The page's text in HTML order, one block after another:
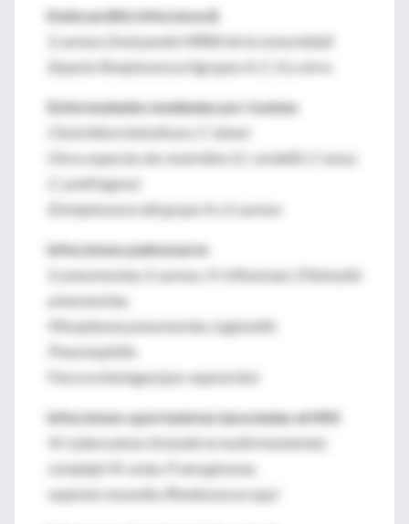
Endocarditis infecciosa ∆
S. aureus (incluyendo MRSA de la comunidad)
Especie Streptococcus¾grupos A, C, G
y otros
Enfermedades mediadas por toxinas
Clostridium botulinum, C. tetani
Otros especies de clostridios (
C. sordellii, C nevyi,
C. prefringens)
Estreptococos del grupo A y S. aureus
Infecciones pulmonares
S. pneumoniae, S. aureus, H. influenzae, Chlamydia
pneumoniae,
Micoplasma pneumoniae, Legionella
Pneumophilia
Flora orofaríngea (por aspiración)
Infecciones oportunistas (asociadas al HIV)
M. tuberculosis (incluido la multirresistente),
complejo M. aviae, P. aeruginosas,
especies nocardia, Rhodococcus equi